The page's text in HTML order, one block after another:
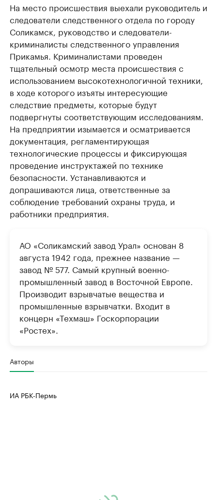
На место происшествия выехали руководитель и
следователи следственного отдела по городу
Соликамск, руководство и следователи-
криминалисты следственного управления
Прикамья. Криминалистами проведен
тщательный осмотр места происшествия с
использованием высокотехнологичной техники,
в ходе которого изъяты интересующие
следствие предметы, которые будут
подвергнуты соответствующим исследованиям.
На предприятии изымается и осматривается
документация, регламентирующая
технологические процессы и фиксирующая
проведение инструктажей по технике
безопасности. Устанавливаются и
допрашиваются лица, ответственные за
соблюдение требований охраны труда, и
работники предприятия.
АО «Соликамский завод Урал» основан 8
августа 1942 года, прежнее название —
завод № 577. Самый крупный военно-
промышленный завод в Восточной Европе.
Производит взрывчатые вещества и
промышленные взрывчатки. Входит в
концерн «Техмаш» Госкорпорации
«Ростех».
Авторы
ИА РБК-Пермь